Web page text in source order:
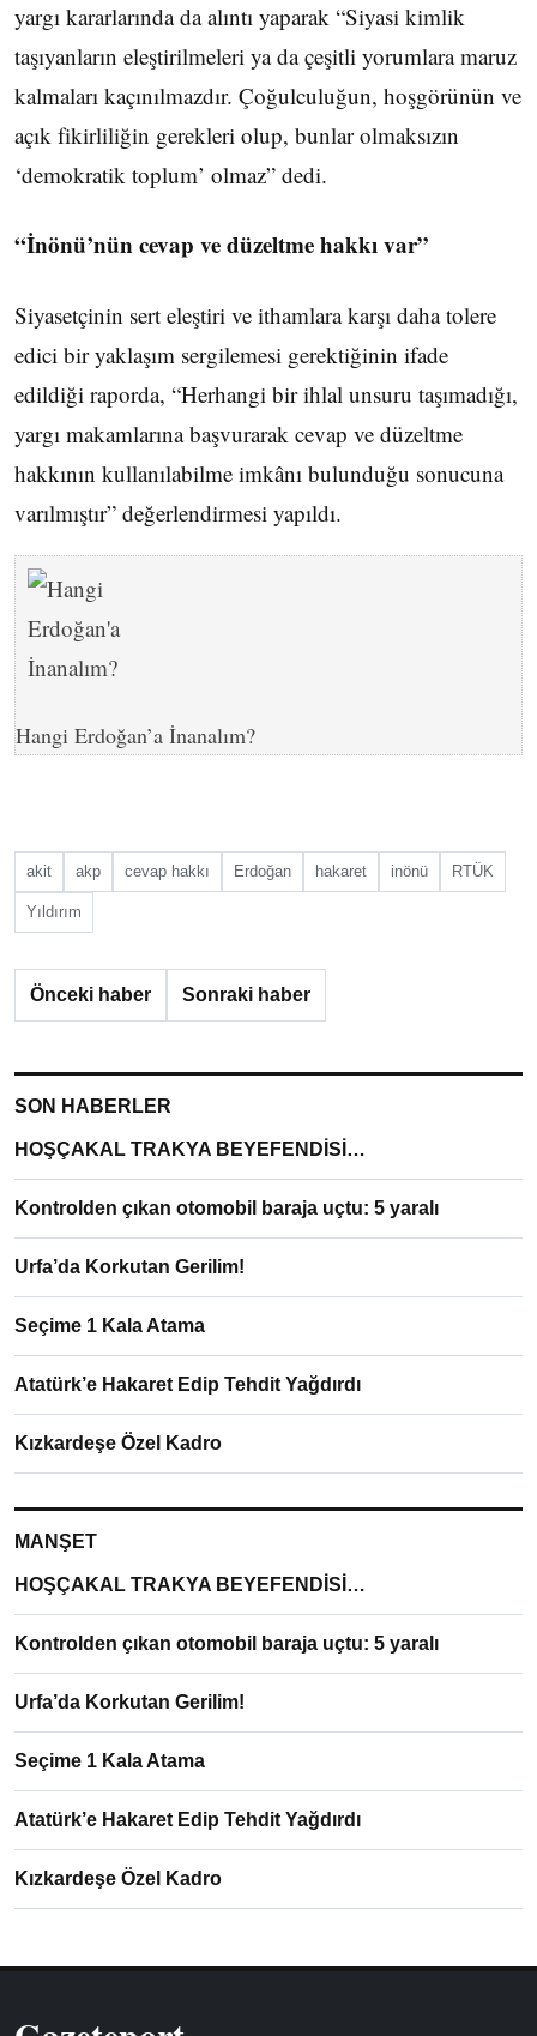
yargı kararlarında da alıntı yaparak “Siyasi kimlik
taşıyanların eleştirilmeleri ya da çeşitli yorumlara maruz
kalmaları kaçınılmazdır. Çoğulculuğun, hoşgörünün ve
açık fikirliliğin gerekleri olup, bunlar olmaksızın
‘demokratik toplum’ olmaz” dedi.
“İnönü’nün cevap ve düzeltme hakkı var”
Siyasetçinin sert eleştiri ve ithamlara karşı daha tolere
edici bir yaklaşım sergilemesi gerektiğinin ifade
edildiği raporda, “Herhangi bir ihlal unsuru taşımadığı,
yargı makamlarına başvurarak cevap ve düzeltme
hakkının kullanılabilme imkânı bulunduğu sonucuna
varılmıştır” değerlendirmesi yapıldı.
Hangi Erdoğan’a İnanalım?
akit akp cevap hakkı Erdoğan hakaret inönü RTÜK
Yıldırım
Önceki haber Sonraki haber
SON HABERLER
HOŞÇAKAL TRAKYA BEYEFENDİSİ…
Kontrolden çıkan otomobil baraja uçtu: 5 yaralı
Urfa’da Korkutan Gerilim!
Seçime 1 Kala Atama
Atatürk’e Hakaret Edip Tehdit Yağdırdı
Kızkardeşe Özel Kadro
MANŞET
HOŞÇAKAL TRAKYA BEYEFENDİSİ…
Kontrolden çıkan otomobil baraja uçtu: 5 yaralı
Urfa’da Korkutan Gerilim!
Seçime 1 Kala Atama
Atatürk’e Hakaret Edip Tehdit Yağdırdı
Kızkardeşe Özel Kadro